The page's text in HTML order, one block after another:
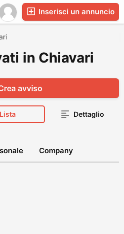
Inserisci un annuncio
in Chiavari
avviso
Lista Dettaglio
Company